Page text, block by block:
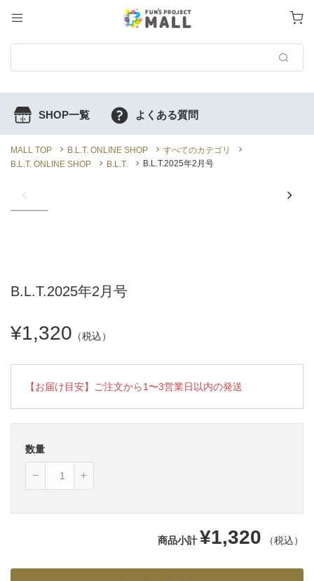
MALL TOP B.L.T. ONLINE SHOP
すべてのカテゴリ
B.L.T. ONLINE SHOP
B.L.T. B.L.T.2025年2月号
B.L.T.2025年2月号
¥1,320 （税込）
【お届け目安】ご注文から1〜3営業日以内の発送
数量
商品小計 ¥1,320 （税込）